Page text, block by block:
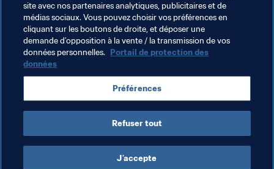
Thèmes en lien
Coupe du Monde des Clubs de la FIFA 2021™
Tahiti OFC Syria AFC
site avec nos partenaires analytiques, publicitaires et de
médias sociaux. Vous pouvez choisir vos préférences en
cliquant sur les boutons de droite, et déposer une
demande d’opposition à la vente / la transmission de vos
données personnelles. Portail de protection des
données
Préférences
Refuser tout
J’accepte